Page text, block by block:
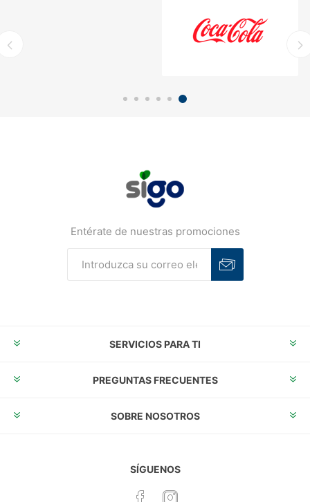
Entérate de nuestras promociones
SERVICIOS PARA TI
PREGUNTAS FRECUENTES
SOBRE NOSOTROS
SÍGUENOS